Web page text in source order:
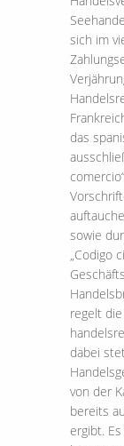
sich im
das
sowie
„Codigo
regelt
dabei
von der
bereits
ergibt.